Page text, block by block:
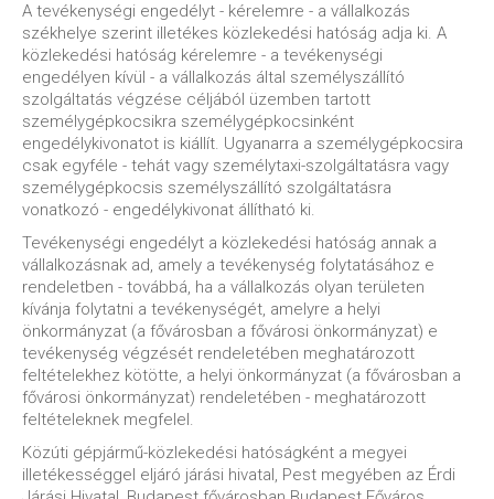
A tevékenységi engedélyt - kérelemre - a vállalkozás
székhelye szerint illetékes közlekedési hatóság adja ki. A
közlekedési hatóság kérelemre - a tevékenységi
engedélyen kívül - a vállalkozás által személyszállító
szolgáltatás végzése céljából üzemben tartott
személygépkocsikra személygépkocsinként
engedélykivonatot is kiállít. Ugyanarra a személygépkocsira
csak egyféle - tehát vagy személytaxi-szolgáltatásra vagy
személygépkocsis személyszállító szolgáltatásra
vonatkozó - engedélykivonat állítható ki.
Tevékenységi engedélyt a közlekedési hatóság annak a
vállalkozásnak ad, amely a tevékenység folytatásához e
rendeletben - továbbá, ha a vállalkozás olyan területen
kívánja folytatni a tevékenységét, amelyre a helyi
önkormányzat (a fővárosban a fővárosi önkormányzat) e
tevékenység végzését rendeletében meghatározott
feltételekhez kötötte, a helyi önkormányzat (a fővárosban a
fővárosi önkormányzat) rendeletében - meghatározott
feltételeknek megfelel.
Közúti gépjármű-közlekedési hatóságként a megyei
illetékességgel eljáró járási hivatal, Pest megyében az Érdi